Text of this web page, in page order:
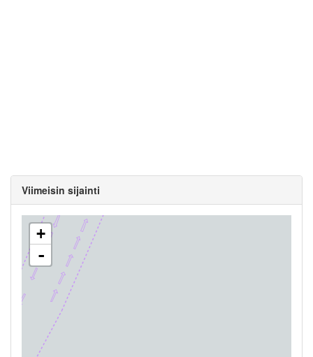
Viimeisin sijainti
+
-